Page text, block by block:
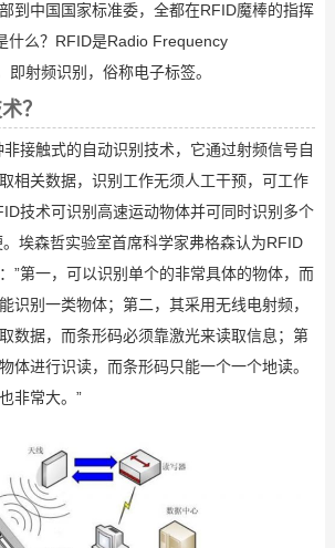
到中国国家标准委，全都在RFID魔棒的指挥
什么？RFID是Radio Frequency
射频识别，俗称电子标签。
？
接触式的自动识别技术，它通过射频信号自
相关数据，识别工作无须人工干预，可工作
技术可识别高速运动物体并可同时识别多个
埃森哲实验室首席科学家弗格森认为RFID
”第一，可以识别单个的非常具体的物体，而
识别一类物体；第二，其采用无线电射频，
数据，而条形码必须靠激光来读取信息；第
体进行识读，而条形码只能一个一个地读。
非常大。”